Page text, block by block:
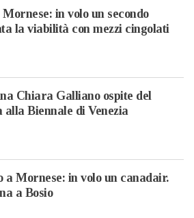
in volo un secondo
la viabilità con mezzi cingolati
Chiara Galliano ospite del
Biennale di Venezia
a Mornese: in volo un canadair.
a Bosio